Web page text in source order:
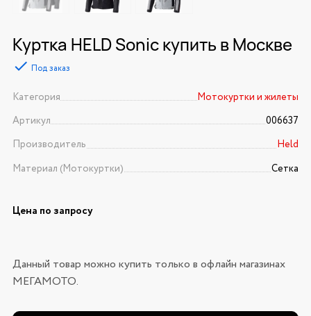
Куртка HELD Sonic купить в Москве
Под заказ
Категория
Мотокуртки и жилеты
Артикул
006637
Производитель
Held
Материал (Мотокуртки)
Сетка
Цена по запросу
Данный товар можно купить только в офлайн магазинах
МЕГАМОТО.